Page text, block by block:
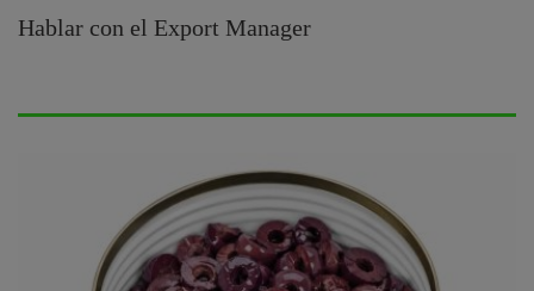
Hablar con el Export Manager